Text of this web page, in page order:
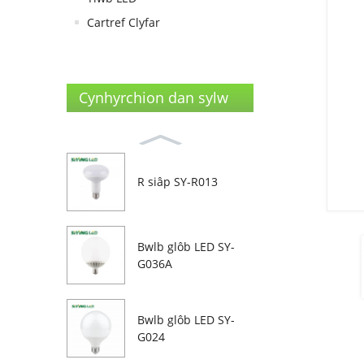
Cartref Clyfar
Cynhyrchion dan sylw
R siâp SY-R013
Bwlb glôb LED SY-
G036A
Bwlb glôb LED SY-
G024